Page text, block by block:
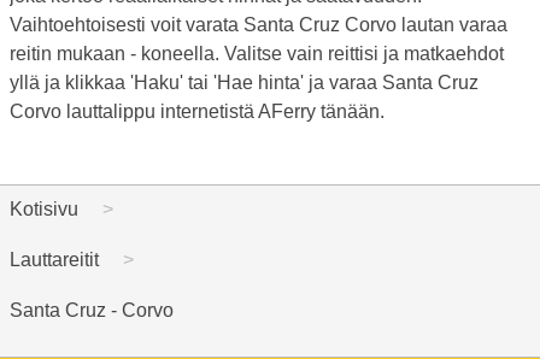
Vaihtoehtoisesti voit varata Santa Cruz Corvo lautan varaa
reitin mukaan - koneella. Valitse vain reittisi ja matkaehdot
yllä ja klikkaa 'Haku' tai 'Hae hinta' ja varaa Santa Cruz
Corvo lauttalippu internetistä AFerry tänään.
Kotisivu
Lauttareitit
Santa Cruz - Corvo